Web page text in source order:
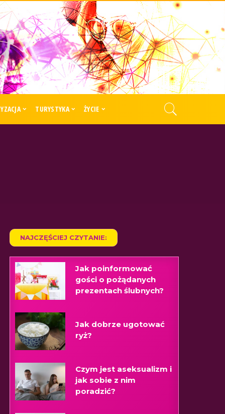
TURYSTYKA ŻYCIE
NAJCZĘŚCIEJ CZYTANIE:
Jak poinformować
gości o pożądanych
prezentach ślubnych?
Jak dobrze ugotować
ryż?
Czym jest aseksualizm i
jak sobie z nim
poradzić?